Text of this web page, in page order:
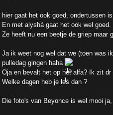
hier gaat het ook goed, ondertussen
En met alyshá gaat het ook wel goed.
Ze heeft nu een beetje de griep maar
Ja ik weet nog wel dat we (toen was
pulledag gingen haha
Oja en bevalt het op het alfa? Ik zit
Welke dagen heb je les dan ?
Die foto's van Beyonce is wel mooi